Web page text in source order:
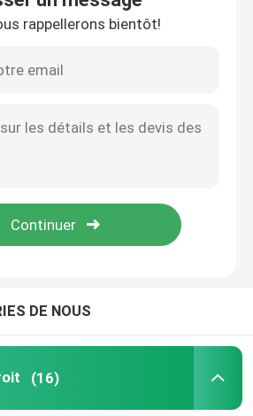
rappellerons bientôt!
DE NOUS
(16)